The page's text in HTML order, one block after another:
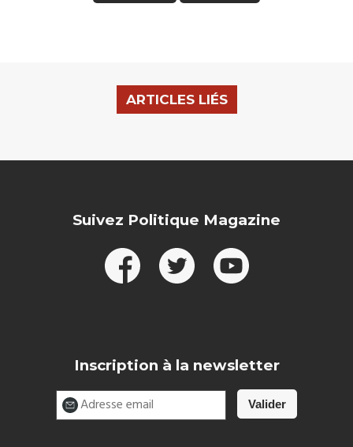
ARTICLES LIÉS
Suivez Politique Magazine
Inscription à la newsletter